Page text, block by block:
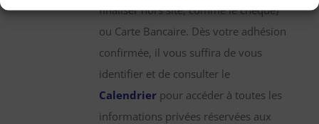
finaliser hors site, comme le chèque)
ou Carte Bancaire. Dès votre adhésion
confirmée, il vous suffira de vous
identifier et de consulter le
Calendrier pour accéder à toutes les
informations privées réservées aux